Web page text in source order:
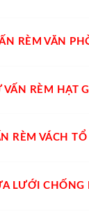
RÈM VĂN
VẤN RÈM HẠT
RÈM VÁCH
LƯỚI CHỐNG